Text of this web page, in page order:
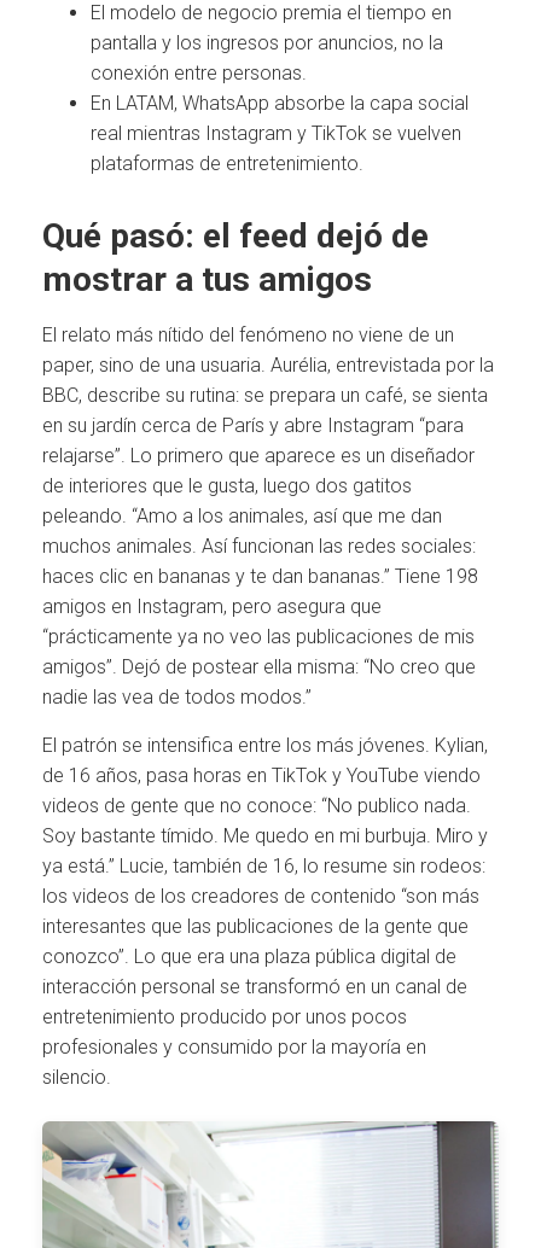
El modelo de negocio premia el tiempo en
pantalla y los ingresos por anuncios, no la
conexión entre personas.
En LATAM, WhatsApp absorbe la capa social
real mientras Instagram y TikTok se vuelven
plataformas de entretenimiento.
Qué pasó: el feed dejó de
mostrar a tus amigos
El relato más nítido del fenómeno no viene de un
paper, sino de una usuaria. Aurélia, entrevistada por la
BBC, describe su rutina: se prepara un café, se sienta
en su jardín cerca de París y abre Instagram “para
relajarse”. Lo primero que aparece es un diseñador
de interiores que le gusta, luego dos gatitos
peleando. “Amo a los animales, así que me dan
muchos animales. Así funcionan las redes sociales:
haces clic en bananas y te dan bananas.” Tiene 198
amigos en Instagram, pero asegura que
“prácticamente ya no veo las publicaciones de mis
amigos”. Dejó de postear ella misma: “No creo que
nadie las vea de todos modos.”
El patrón se intensifica entre los más jóvenes. Kylian,
de 16 años, pasa horas en TikTok y YouTube viendo
videos de gente que no conoce: “No publico nada.
Soy bastante tímido. Me quedo en mi burbuja. Miro y
ya está.” Lucie, también de 16, lo resume sin rodeos:
los videos de los creadores de contenido “son más
interesantes que las publicaciones de la gente que
conozco”. Lo que era una plaza pública digital de
interacción personal se transformó en un canal de
entretenimiento producido por unos pocos
profesionales y consumido por la mayoría en
silencio.